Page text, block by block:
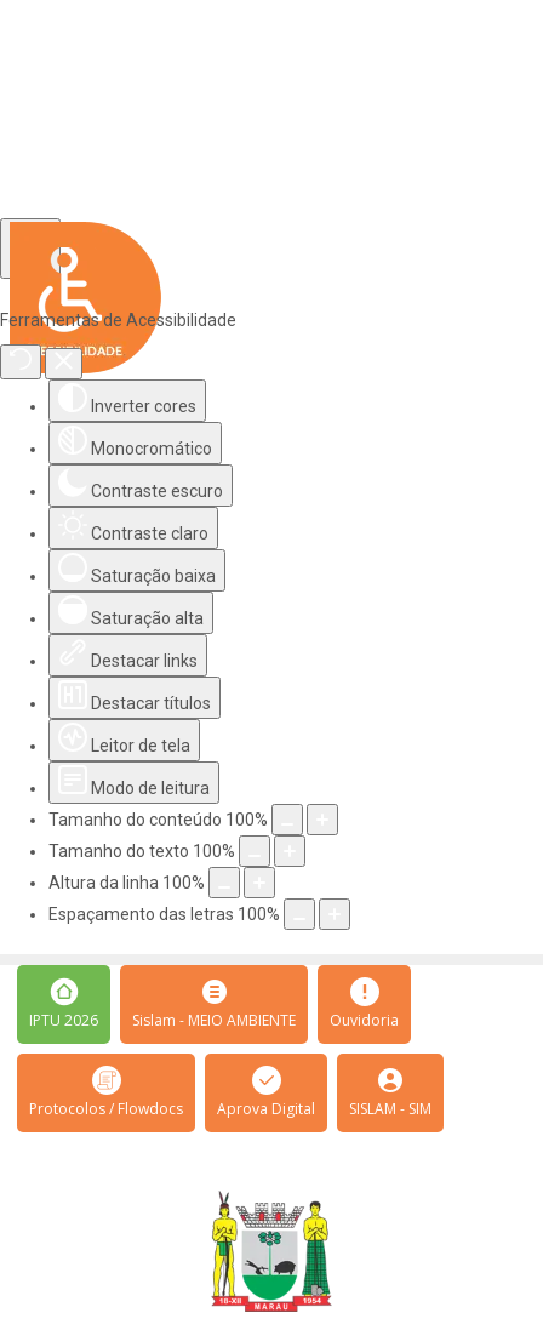
Ferramentas de Acessibilidade
Inverter cores
Monocromático
Contraste escuro
Contraste claro
Saturação baixa
Saturação alta
Destacar links
Destacar títulos
Leitor de tela
Modo de leitura
Tamanho do conteúdo 100%
Tamanho do texto 100%
Altura da linha 100%
Espaçamento das letras 100%
IPTU 2026 Sislam - MEIO AMBIENTE Ouvidoria
Protocolos / Flowdocs Aprova Digital SISLAM - SIM